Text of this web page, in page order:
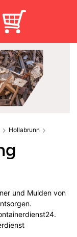
Hollabrunn
und Mulden von